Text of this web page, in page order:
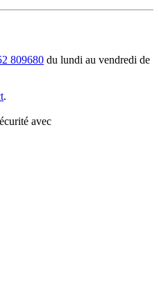
809680 du lundi au vendredi de
.
avec